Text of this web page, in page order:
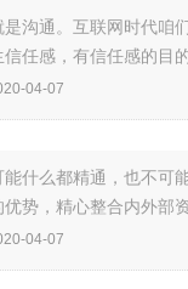
是沟通。互联网时代咱
信任感，有信任感的目
04-07
能什么都精通，也不可
优势，精心整合内外部
04-07